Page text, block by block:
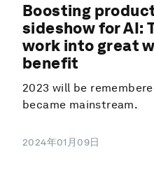
Boosting
sideshow for AI:
work into great
benefit
2023 will be
became mainstream.
2024年01月09日